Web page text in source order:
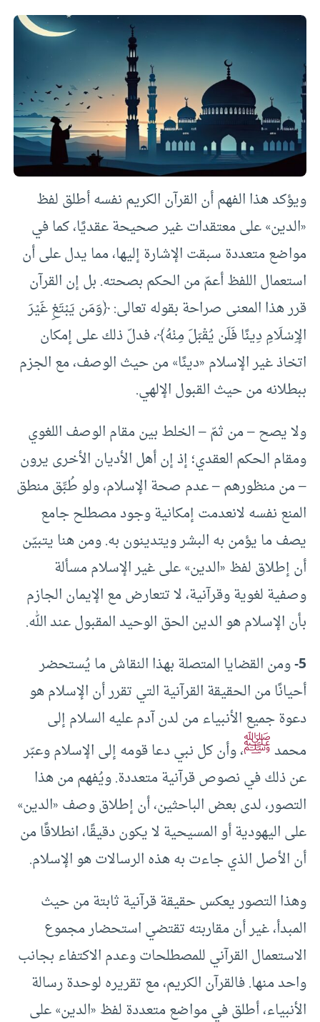
ويؤكد هذا الفهم أن القرآن الكريم نفسه أطلق لفظ
«الدين» على معتقدات غير صحيحة عقديًا، كما في
مواضع متعددة سبقت الإشارة إليها، مما يدل على أن
استعمال اللفظ أعمّ من الحكم بصحته. بل إن القرآن
قرر هذا المعنى صراحة بقوله تعالى: ﴿وَمَن يَبْتَغِ غَيْرَ
الإِسْلَامِ دِينًا فَلَن يُقْبَلَ مِنْهُ﴾، فدلّ ذلك على إمكان
اتخاذ غير الإسلام «دينًا» من حيث الوصف، مع الجزم
ببطلانه من حيث القبول الإلهي.
ولا يصح – من ثمّ – الخلط بين مقام الوصف اللغوي
ومقام الحكم العقدي؛ إذ إن أهل الأديان الأخرى يرون
– من منظورهم – عدم صحة الإسلام، ولو طُبِّق منطق
المنع نفسه لانعدمت إمكانية وجود مصطلح جامع
يصف ما يؤمن به البشر ويتدينون به. ومن هنا يتبيّن
أن إطلاق لفظ «الدين» على غير الإسلام مسألة
وصفية لغوية وقرآنية، لا تتعارض مع الإيمان الجازم
بأن الإسلام هو الدين الحق الوحيد المقبول عند الله.
5- ومن القضايا المتصلة بهذا النقاش ما يُستحضر
أحيانًا من الحقيقة القرآنية التي تقرر أن الإسلام هو
دعوة جميع الأنبياء من لدن آدم عليه السلام إلى
محمدﷺ، وأن كل نبي دعا قومه إلى الإسلام وعبّر
عن ذلك في نصوص قرآنية متعددة. ويُفهم من هذا
التصور، لدى بعض الباحثين، أن إطلاق وصف «الدين»
على اليهودية أو المسيحية لا يكون دقيقًا، انطلاقًا من
أن الأصل الذي جاءت به هذه الرسالات هو الإسلام.
وهذا التصور يعكس حقيقة قرآنية ثابتة من حيث
المبدأ، غير أن مقاربته تقتضي استحضار مجموع
الاستعمال القرآني للمصطلحات وعدم الاكتفاء بجانب
واحد منها. فالقرآن الكريم، مع تقريره لوحدة رسالة
الأنبياء، أطلق في مواضع متعددة لفظ «الدين» على